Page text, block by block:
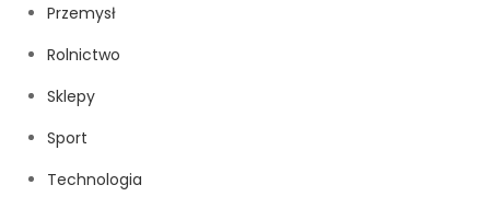
Przemysł
Rolnictwo
Sklepy
Sport
Technologia